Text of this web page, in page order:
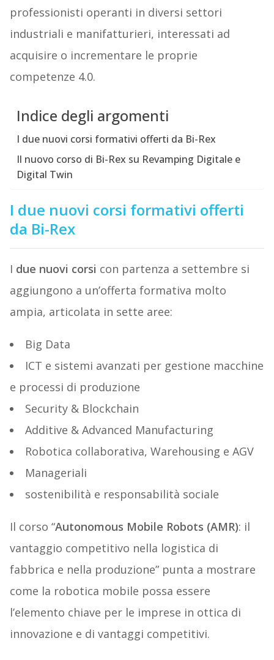
professionisti ope­ra­nti in diver­si set­to­ri
industria­li e mani­fat­tu­rie­ri, interessati ad
acquisire o incrementare le proprie
competenze 4.0.
Indice degli argomenti
I due nuovi corsi formativi offerti da Bi-Rex
Il nuovo corso di Bi-Rex su Revamping Digitale e
Digital Twin
I due nuovi corsi formativi offerti
da Bi-Rex
I due nuovi corsi con partenza a settembre si
aggiungono a un’offerta formativa molto
ampia, articolata in sette aree:
Big Data
ICT e sistemi avanzati per gestione macchine
e processi di produzione
Security & Blockchain
Additive & Advanced Manufacturing
Robotica collaborativa, Warehousing e AGV
Manageriali
sostenibilità e responsabilità sociale
Il corso “Autonomous Mobile Robots (AMR): il
vantaggio competitivo nella logistica di
fabbrica e nella produzione” punta a mostrare
come la robotica mobile possa essere
l’elemento chiave per le imprese in ottica di
innovazione e di vantaggi competitivi.